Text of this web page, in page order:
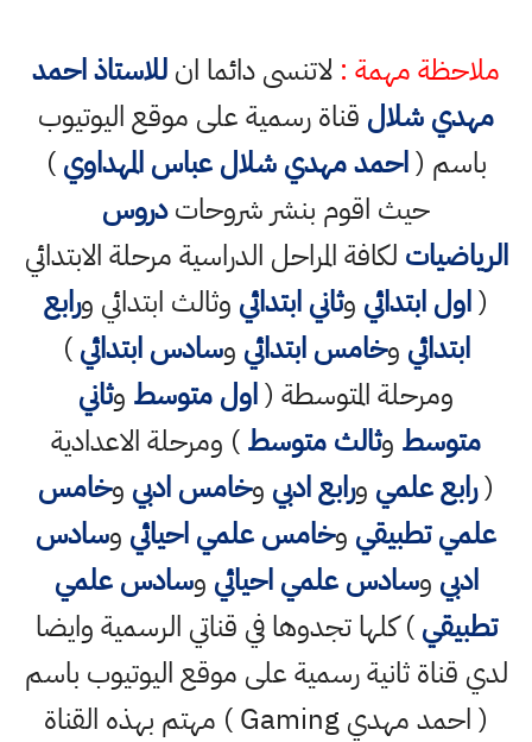
ملاحظة مهمة : لاتنسى دائما انللاستاذ احمد
مهدي شلال قناة رسمية على موقع اليوتيوب
باسم (احمد مهدي شلال عباس المهداوي)
حيث اقوم بنشر شروحاتدروس
الرياضيات لكافة المراحل الدراسية مرحلة الابتدائي
(اول ابتدائي وثاني ابتدائي وثالث ابتدائي ورابع
ابتدائي وخامس ابتدائي وسادس ابتدائي)
ومرحلة المتوسطة (اول متوسط وثاني
متوسط وثالث متوسط) ومرحلة الاعدادية
(رابع علمي ورابع ادبي وخامس ادبي وخامس
علمي تطبيقي وخامس علمي احيائي وسادس
ادبي وسادس علمي احيائي وسادس علمي
تطبيقي) كلها تجدوها في قناتي الرسمية وايضا
لدي قناة ثانية رسمية على موقع اليوتيوب باسم
( احمد مهدي Gaming ) مهتم بهذه القناة